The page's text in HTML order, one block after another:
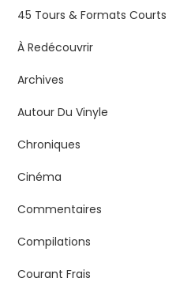
45 Tours & Formats Courts
À Redécouvrir
Archives
Autour Du Vinyle
Chroniques
Cinéma
Commentaires
Compilations
Courant Frais